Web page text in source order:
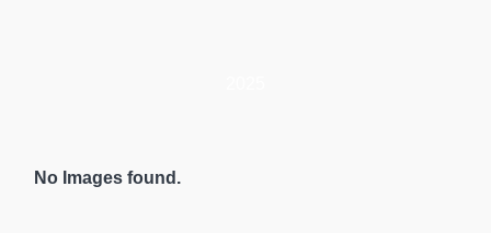
No Images found.